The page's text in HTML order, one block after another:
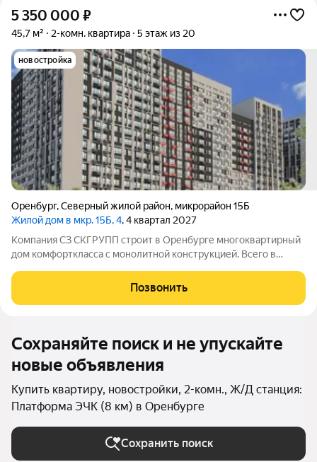
5 350 000 ₽
45,7 м² 2-комн. квартира 5 этаж из 20
новостройка
Оренбург,Северный жилой район, микрорайон 15Б
Жилой дом в мкр. 15Б, 4, 4 квартал 2027
Компания СЗ СКГРУПП строит в Оренбурге многоквартирный
дом комфорткласса с монолитной конструкцией. Всего в
10040кв. м, а
Позвонить
Сохраняйте поиск и не упускайте
новые объявления
Купить квартиру, новостройки, 2-комн., Ж/Д станция:
Платформа ЭЧК (8 км) в Оренбурге
Сохранить поиск